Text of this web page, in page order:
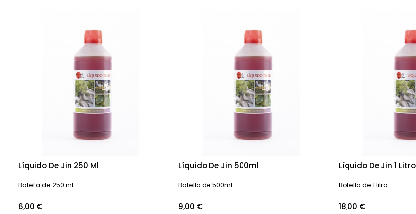
Líquido De Jin 250 Ml
Botella de 250 ml
Precio
6,00 €
Líquido De Jin 500ml
Botella de 500ml
Precio
9,00 €
Líquido De Jin 1 Litro
Botella de 1 litro
Precio
18,00 €